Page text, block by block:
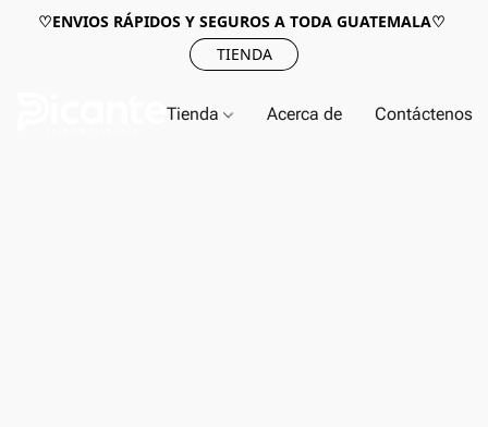
♡ENVIOS RÁPIDOS Y SEGUROS A TODA GUATEMALA♡
TIENDA
Tienda Acerca de Contáctenos